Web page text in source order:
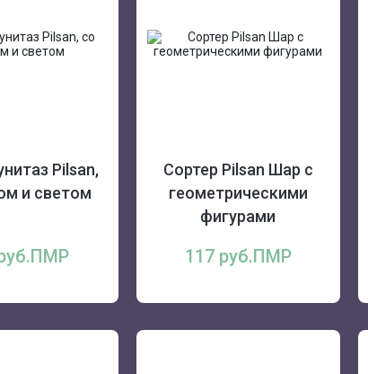
Pilsan,
и светом
Сортер Pilsan Шар с
геометрическими
фигурами
117 руб.ПМР